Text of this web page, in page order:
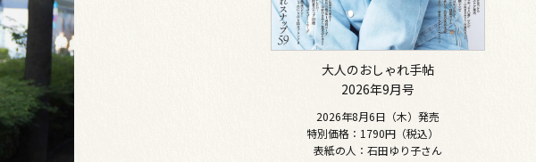
大人のおしゃれ手帖
2026年9月号
2026年8月6日（木）発売
特別価格：1790円（税込）
表紙の人：石田ゆり子さん